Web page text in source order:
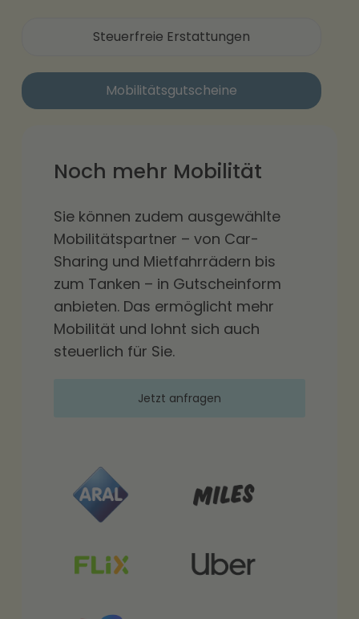
Steuerfreie Erstattungen
Mobilitätsgutscheine
Noch mehr Mobilität
Sie können zudem ausgewählte
Mobilitätspartner – von Car-
Sharing und Mietfahrrädern bis
zum Tanken – in Gutscheinform
anbieten. Das ermöglicht mehr
Mobilität und lohnt sich auch
steuerlich für Sie.
Jetzt anfragen